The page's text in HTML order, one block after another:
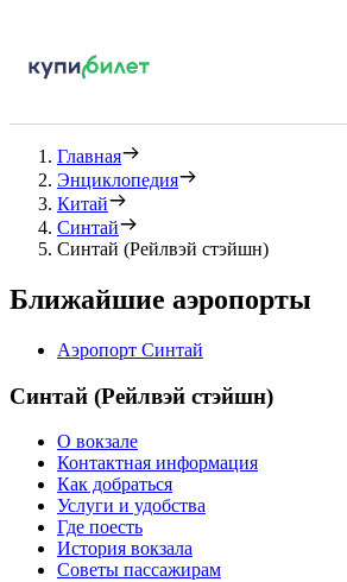
Главная
Энциклопедия
Китай
Синтай
Синтай (Рейлвэй стэйшн)
Ближайшие аэропорты
Аэропорт Синтай
Синтай (Рейлвэй стэйшн)
О вокзале
Контактная информация
Как добраться
Услуги и удобства
Где поесть
История вокзала
Советы пассажирам